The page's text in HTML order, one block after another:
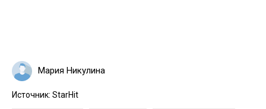
Мария Никулина
Источник: StarHit